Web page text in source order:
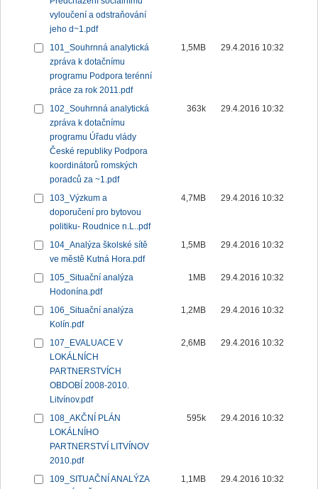
vyloučení a odstraňování
jeho d~1.pdf
101_Souhrnná analytická
zpráva k dotačnímu
programu Podpora terénní
práce za rok 2011.pdf
1,5MB 29.4.2016 10:32
102_Souhrnná analytická
zpráva k dotačnímu
programu Úřadu vlády
České republiky Podpora
koordinátorů romských
poradců za ~1.pdf
363k 29.4.2016 10:32
103_Výzkum a
doporučení pro bytovou
politiku- Roudnice n.L..pdf
4,7MB 29.4.2016 10:32
104_Analýza školské sítě
ve městě Kutná Hora.pdf
1,5MB 29.4.2016 10:32
105_Situační analýza
Hodonína.pdf
1MB 29.4.2016 10:32
106_Situační analýza
Kolín.pdf
1,2MB 29.4.2016 10:32
107_EVALUACE V
LOKÁLNÍCH
PARTNERSTVÍCH
OBDOBÍ 2008-2010.
Litvínov.pdf
2,6MB 29.4.2016 10:32
108_AKČNÍ PLÁN
LOKÁLNÍHO
PARTNERSTVÍ LITVÍNOV
2010.pdf
595k 29.4.2016 10:32
109_SITUAČNÍ ANALÝZA
1,1MB 29.4.2016 10:32